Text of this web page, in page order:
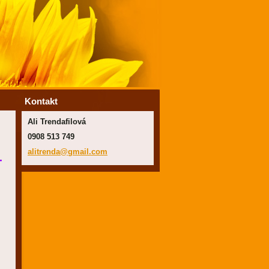
Kontakt
Ali Trendafilová
0908 513 749
alitrenda@gmail.com